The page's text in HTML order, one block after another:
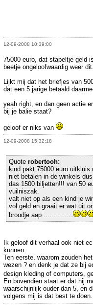
12-09-2008 10:39:00
75000 euro, dat stapeltje geld
beetje ongeloofwaardig weer
Lijkt mij dat het briefjes van
dat een 5 jarige betaald
yeah right, en dan geen actie
bij je balie staat?
geloof er niks van
12-09-2008 15:32:18
Quote robertooh:
kind pakt 75000 euro
niet betalen in de winkels
das 1500 biljetten!!! van 50
vuilniszak.
valt niet op als een kind je
vol geld en graait er wat uit
broodje aap ...............
Ik geloof dit verhaal ook niet
kunnen.
Ten eerste, waarom zouden
wezen ? en denk je dat ze bij
design kleding of computers,
En bovendien staat er dat hij
waarschijnlijk ouder dan 5, en
volgens mij is dat best te doen.